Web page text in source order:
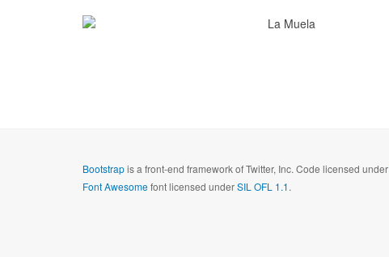
Bootstrapis a front-end framework of Twitter, Inc. Code licensed under
Font Awesomefont licensed underSIL OFL 1.1.